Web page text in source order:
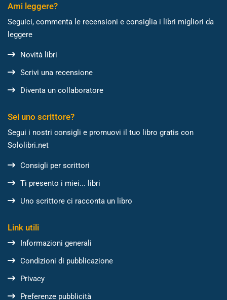
Ami leggere?
Seguici, commenta le recensioni e consiglia i libri migliori da
leggere
Novità libri
Scrivi una recensione
Diventa un collaboratore
Sei uno scrittore?
Segui i nostri consigli e promuovi il tuo libro gratis con
Sololibri.net
Consigli per scrittori
Ti presento i miei... libri
Uno scrittore ci racconta un libro
Link utili
Informazioni generali
Condizioni di pubblicazione
Privacy
Preferenze pubblicità